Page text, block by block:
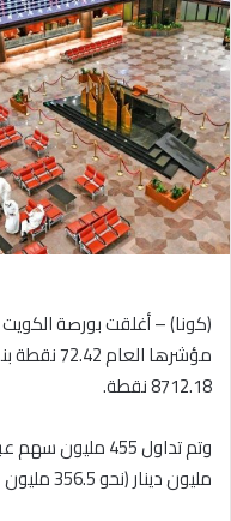
(كونا) – أغلقت بورصة الكويت
8712.18 نقطة.
مليون دينار (نحو 356.5 مليون دولار).